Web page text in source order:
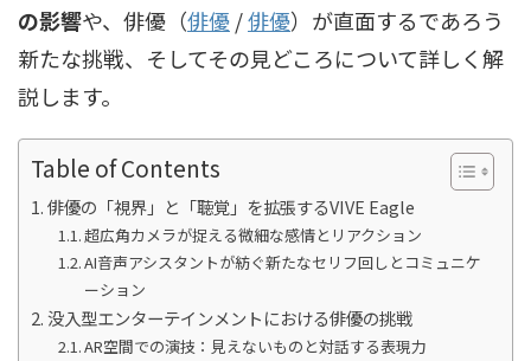
の影響や、 俳優（俳優/俳優） が直面するであろう
新たな挑戦、そしてその見どころについて詳しく解
説します。
Table of Contents
俳優の「視界」と「聴覚」を拡張するVIVE Eagle
超広角カメラが捉える微細な感情とリアクション
AI音声アシスタントが紡ぐ新たなセリフ回しとコミュニケ
ーション
没入型エンターテインメントにおける俳優の挑戦
AR空間での演技：見えないものと対話する表現力